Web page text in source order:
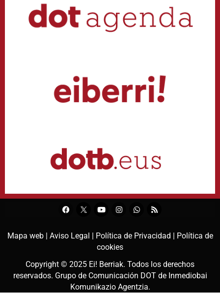
Mapa web | Aviso Legal | Política de Privacidad |
Política de
cookies
Copyright © 2025 Ei! Berriak. Todos los derechos
reservados. Grupo de Comunicación DOT de Inmediobai
Komunikazio Agentzia.